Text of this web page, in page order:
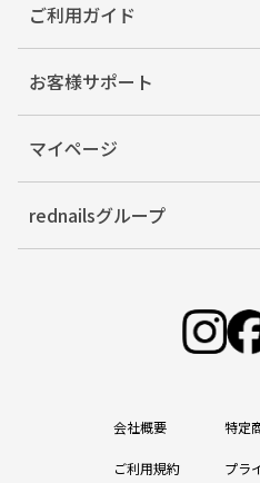
ご利用ガイド
お客様サポート
マイページ
rednailsグループ
会社概要 特定
ご利用規約 プラ